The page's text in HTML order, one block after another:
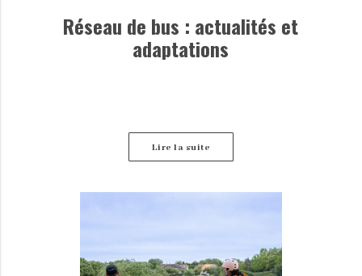
Réseau de bus : actualités et
adaptations
concernant les perturbations des lignes de bus.
Lire la suite